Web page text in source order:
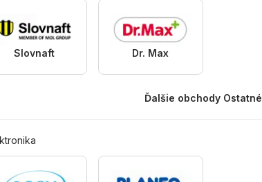
Slovnaft Dr. Max
Ďalšie obchody Ostatné